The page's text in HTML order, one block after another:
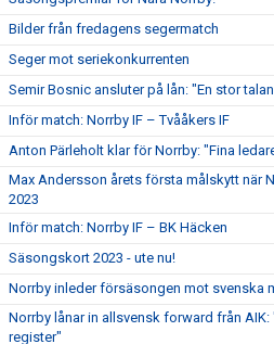
Bilder från fredagens segermatch
Seger mot seriekonkurrenten
Semir Bosnic ansluter på lån: "En stor
Inför match: Norrby IF – Tvååkers IF
Anton Pärleholt klar för Norrby: "Fina
Max Andersson årets första målskytt när
2023
Inför match: Norrby IF – BK Häcken
Säsongskort 2023 - ute nu!
Norrby inleder försäsongen mot svenska
Norrby lånar in allsvensk forward från AIK:
register"